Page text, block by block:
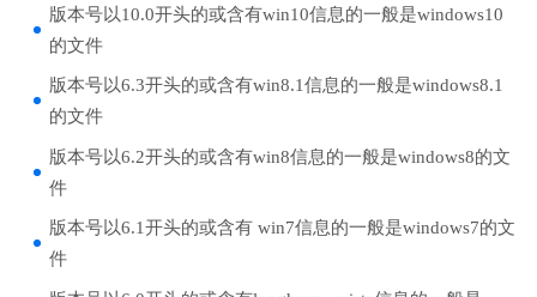
版本号以10.0开头的或含有win10信息的一般是windows10
的文件
版本号以6.3开头的或含有win8.1信息的一般是windows8.1
的文件
版本号以6.2开头的或含有win8信息的一般是windows8的文
件
版本号以6.1开头的或含有 win7信息的一般是windows7的文
件